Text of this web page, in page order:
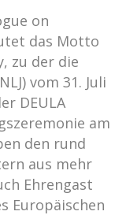
on
das Motto
zu der die
vom 31. Juli
DEULA
am
den rund
aus mehr
Ehrengast
Europäischen